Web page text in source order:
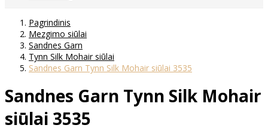
Pagrindinis
Mezgimo siūlai
Sandnes Garn
Tynn Silk Mohair siūlai
Sandnes Garn Tynn Silk Mohair siūlai 3535
Sandnes Garn Tynn Silk Mohair
siūlai 3535